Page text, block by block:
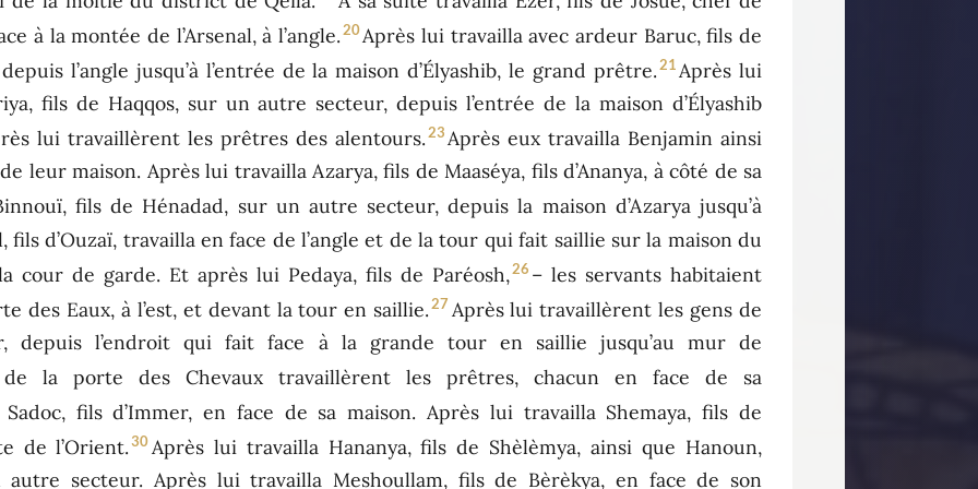
à la montée de l’Arsenal, à l’angle.20Après lui travailla avec ardeur Baruc, fils de
l’angle jusqu’à l’entrée de la maison d’Élyashib, le grand prêtre.21Après lui
fils de Haqqos, sur un autre secteur, depuis l’entrée de la maison d’Élyashib
lui travaillèrent les prêtres des alentours.23 Après eux travailla Benjamin ainsi
leur maison. Après lui travailla Azarya, fils de Maaséya, fils d’Ananya, à côté de sa
fils de Hénadad, sur un autre secteur, depuis la maison d’Azarya jusqu’à
fils d’Ouzaï, travailla en face de l’angle et de la tour qui fait saillie sur la maison du
cour de garde. Et après lui Pedaya, fils de Paréosh,26 – les servants habitaient
des Eaux, à l’est, et devant la tour en saillie.27 Après lui travaillèrent les gens de
depuis l’endroit qui fait face à la grande tour en saillie jusqu’au mur de
la porte des Chevaux travaillèrent les prêtres, chacun en face de sa
fils d’Immer, en face de sa maison. Après lui travailla Shemaya, fils de
de l’Orient. 30 Après lui travailla Hananya, fils de Shèlèmya, ainsi que Hanoun,
secteur. Après lui travailla Meshoullam, fils de Bèrèkya, en face de son